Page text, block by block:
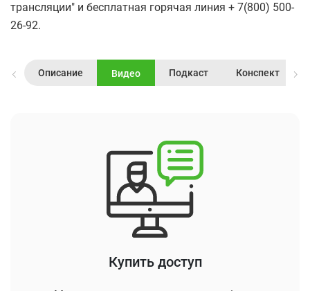
трансляции" и бесплатная горячая линия + 7(800) 500-
26-92.
Описание Видео Подкаст Конспект
Купить доступ